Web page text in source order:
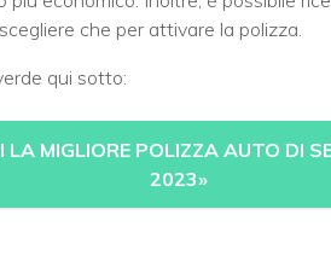
che per attivare la polizza.
qui sotto:
LA MIGLIORE POLIZZA AUTO DI
2023»